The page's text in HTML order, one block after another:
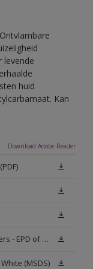
levende
huid
Kan
Download Adobe Reader
Sikkens Exterior Solventbased Laquers - EPD of Milieuproductverklaring
(MSDS)